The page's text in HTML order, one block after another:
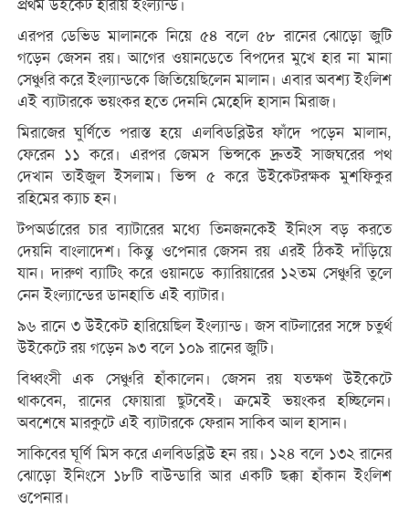
প্রথম উইকেট হারায় ইংল্যান্ড।
এরপর ডেভিড মালানকে নিয়ে ৫৪ বলে ৫৮ রানের ঝোড়ো জুটি
গড়েন জেসন রয়। আগের ওয়ানডেতে বিপদের মুখে হার না মানা
সেঞ্চুরি করে ইংল্যান্ডকে জিতিয়েছিলেন মালান। এবার অবশ্য ইংলিশ
এই ব্যাটারকে ভয়ংকর হতে দেননি মেহেদি হাসান মিরাজ।
মিরাজের ঘুর্ণিতে পরাস্ত হয়ে এলবিডব্লিউর ফাঁদে পড়েন মালান,
ফেরেন ১১ করে। এরপর জেমস ভিন্সকে দ্রুতই সাজঘরের পথ
দেখান তাইজুল ইসলাম। ভিন্স ৫ করে উইকেটরক্ষক মুশফিকুর
রহিমের ক্যাচ হন।
টপঅর্ডারের চার ব্যাটারের মধ্যে তিনজনকেই ইনিংস বড় করতে
দেয়নি বাংলাদেশ। কিন্তু ওপেনার জেসন রয় এরই ঠিকই দাঁড়িয়ে
যান। দারুণ ব্যাটিং করে ওয়ানডে ক্যারিয়ারের ১২তম সেঞ্চুরি তুলে
নেন ইংল্যান্ডের ডানহাতি এই ব্যাটার।
৯৬ রানে ৩ উইকেট হারিয়েছিল ইংল্যান্ড। জস বাটলারের সঙ্গে চতুর্থ
উইকেটে রয় গড়েন ৯৩ বলে ১০৯ রানের জুটি।
বিধ্বংসী এক সেঞ্চুরি হাঁকালেন। জেসন রয় যতক্ষণ উইকেটে
থাকবেন, রানের ফোয়ারা ছুটবেই। ক্রমেই ভয়ংকর হচ্ছিলেন।
অবশেষে মারকুটে এই ব্যাটারকে ফেরান সাকিব আল হাসান।
সাকিবের ঘূর্ণি মিস করে এলবিডব্লিউ হন রয়। ১২৪ বলে ১৩২ রানের
ঝোড়ো ইনিংসে ১৮টি বাউন্ডারি আর একটি ছক্কা হাঁকান ইংলিশ
ওপেনার।